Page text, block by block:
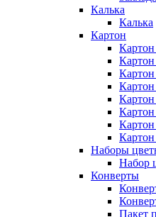
Калька
Калька
Картон
Наборы
Набор
Конверты
Пакет